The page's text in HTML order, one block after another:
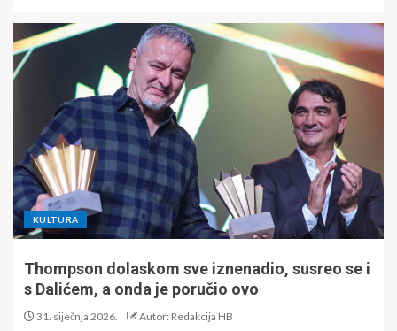
KULTURA
Thompson dolaskom sve iznenadio, susreo se i
s Dalićem, a onda je poručio ovo
31. siječnja 2026. Autor: Redakcija HB